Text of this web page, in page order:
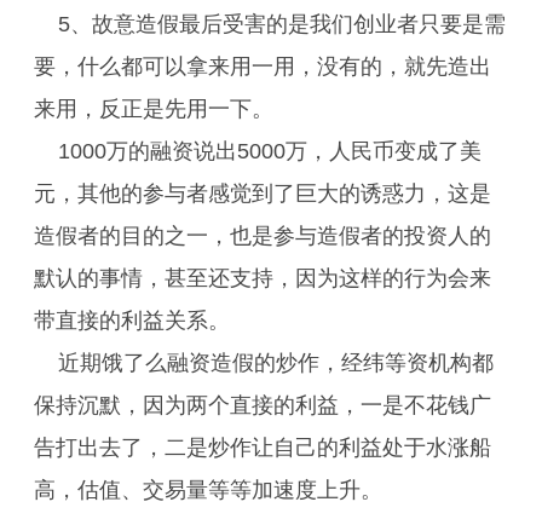
5、故意造假最后受害的是我们创业者只要是需
要，什么都可以拿来用一用，没有的，就先造出
来用，反正是先用一下。
1000万的融资说出5000万，人民币变成了美
元，其他的参与者感觉到了巨大的诱惑力，这是
造假者的目的之一，也是参与造假者的投资人的
默认的事情，甚至还支持，因为这样的行为会来
带直接的利益关系。
近期饿了么融资造假的炒作，经纬等资机构都
保持沉默，因为两个直接的利益，一是不花钱广
告打出去了，二是炒作让自己的利益处于水涨船
高，估值、交易量等等加速度上升。